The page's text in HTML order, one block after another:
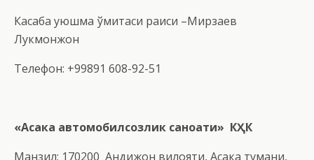
Касаба уюшма қўмитаси раиси –Мирзаев
Лукмонжон
Телефон: +99891 608-92-51
«Асака автомобилсозлик саноати» КҲК
Манзил: 170200 Андижон вилояти, Асака тумани,